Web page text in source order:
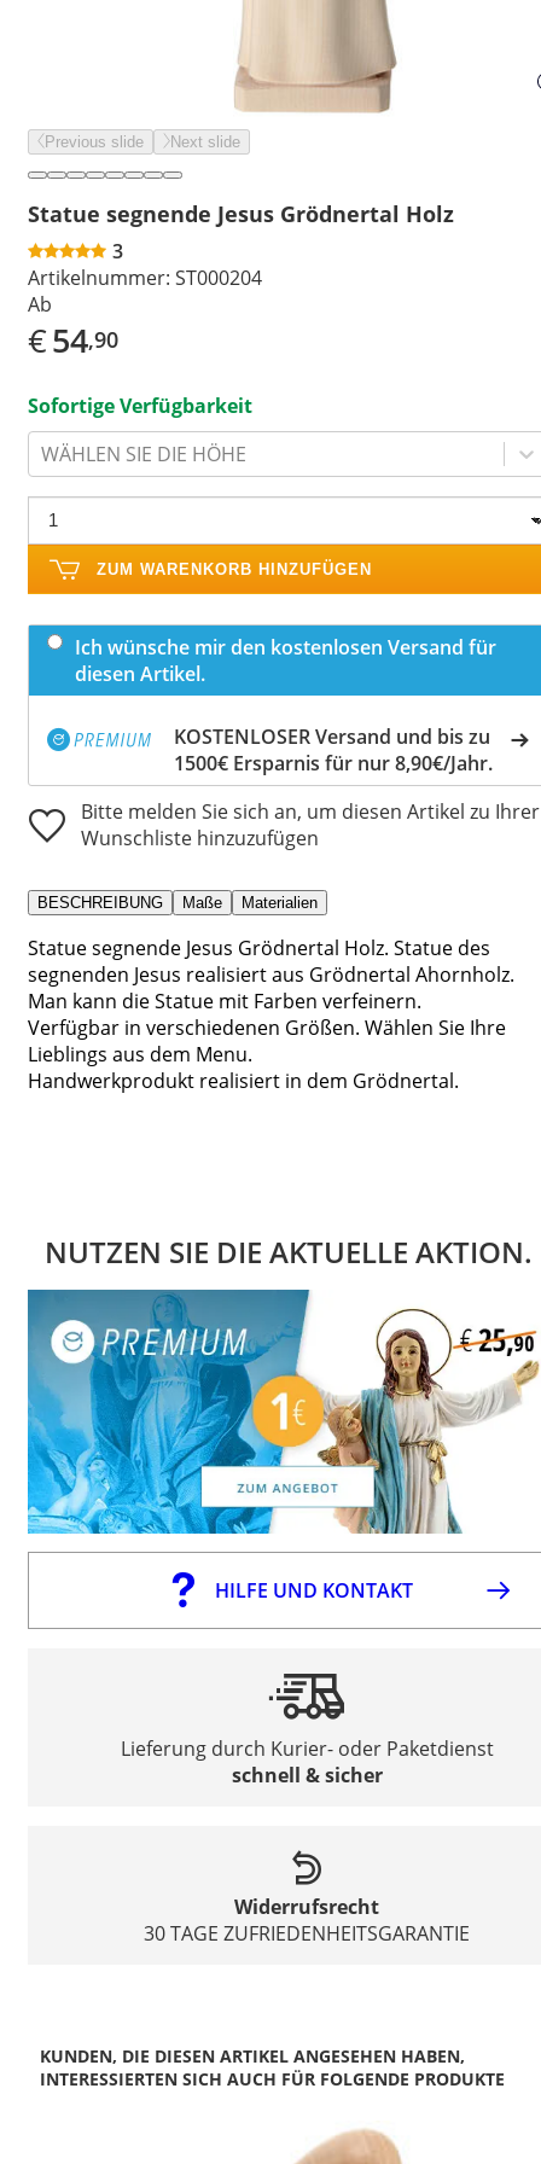
Previous slide Next slide
Statue segnende Jesus Grödnertal Holz
3
Artikelnummer: ST000204
Ab
€54,90
Sofortige Verfügbarkeit
WÄHLEN SIE DIE HÖHE
ZUM WARENKORB HINZUFÜGEN
Ich wünsche mir den kostenlosen Versand für
diesen Artikel.
KOSTENLOSER Versand und bis zu
1500€ Ersparnis für nur 8,90€/Jahr.
Bitte melden Sie sich an, um diesen Artikel zu Ihrer
Wunschliste hinzuzufügen
BESCHREIBUNG Maße Materialien
Statue segnende Jesus Grödnertal Holz. Statue des
segnenden Jesus realisiert aus Grödnertal Ahornholz.
Man kann die Statue mit Farben verfeinern.
Verfügbar in verschiedenen Größen. Wählen Sie Ihre
Lieblings aus dem Menu.
Handwerkprodukt realisiert in dem Grödnertal.
NUTZEN SIE DIE AKTUELLE AKTION.
HILFE UND KONTAKT
Lieferung durch Kurier- oder Paketdienst
schnell & sicher
Widerrufsrecht
30 TAGE ZUFRIEDENHEITSGARANTIE
KUNDEN, DIE DIESEN ARTIKEL ANGESEHEN HABEN,
INTERESSIERTEN SICH AUCH FÜR FOLGENDE PRODUKTE